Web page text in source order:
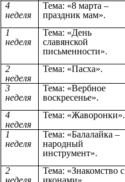
4
неделя
Тема: «8 марта –
праздник мам».
1
неделя
Тема: «День
славянской
письменности».
2
неделя
Тема: «Пасха».
3
неделя
Тема: «Вербное
воскресенье».
4
неделя
Тема: «Жаворонки».
1
неделя
Тема: «Балалайка –
народный
инструмент».
2
Тема: «Знакомство с